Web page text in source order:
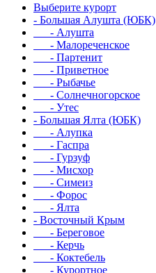
Выберите курорт
- Большая Алушта (ЮБК)
- Алушта
- Малореченское
- Партенит
- Приветное
- Рыбачье
- Солнечногорское
- Утес
- Большая Ялта (ЮБК)
- Алупка
- Гаспра
- Гурзуф
- Мисхор
- Симеиз
- Форос
- Ялта
- Восточный Крым
- Береговое
- Керчь
- Коктебель
- Курортное